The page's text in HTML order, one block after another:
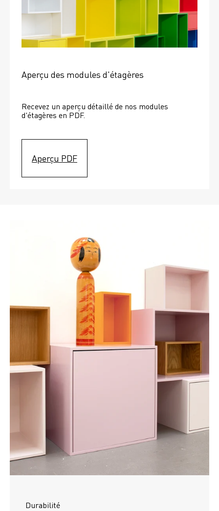
Aperçu des modules d'étagères
Recevez un aperçu détaillé de nos modules
d'étagères en PDF.
Aperçu PDF
Durabilité